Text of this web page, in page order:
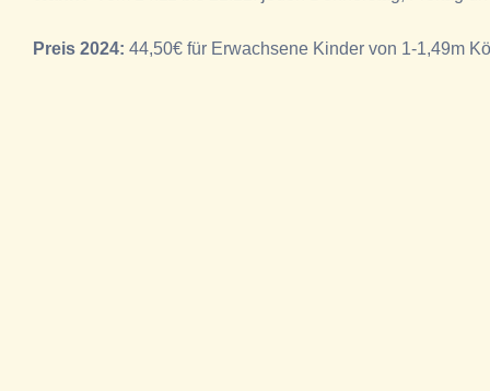
Preis 2024: 44,50€ für Erwachsene Kinder von 1-1,49m